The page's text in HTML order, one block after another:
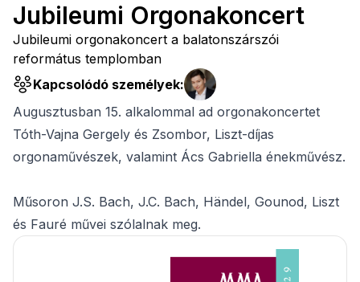
Jubileumi Orgonakoncert
Jubileumi orgonakoncert a balatonszárszói
református templomban
Kapcsolódó személyek:
Augusztusban 15. alkalommal ad orgonakoncertet
Tóth-Vajna Gergely és Zsombor, Liszt-díjas
orgonaművészek, valamint Ács Gabriella énekművész.
Műsoron J.S. Bach, J.C. Bach, Händel, Gounod, Liszt
és Fauré művei szólalnak meg.